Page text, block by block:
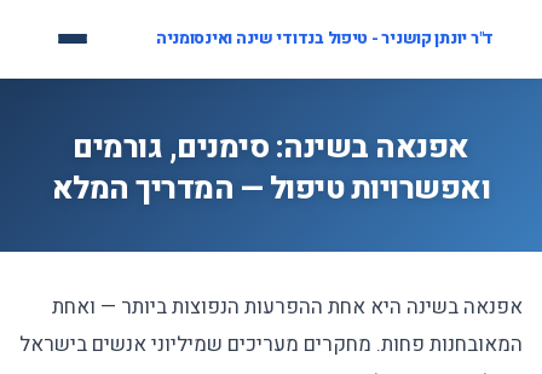
ד"ר יונתן קושניר - טיפול בנדודי שינה ואינסומניה
אפנאה בשינה: סימנים, גורמים
ואפשרויות טיפול — המדריך המלא
אפנאה בשינה היא אחת ההפרעות הנפוצות ביותר — ואחת
המאובחנות פחות. מחקרים מעריכים שמיליוני אנשים בישראל